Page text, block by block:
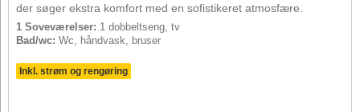
1 Soveværelser: 1 dobbeltseng, tv
Bad/wc: Wc, håndvask, bruser
der søger ekstra komfort med en sofistikeret atmosfære.
Inkl. strøm og rengøring